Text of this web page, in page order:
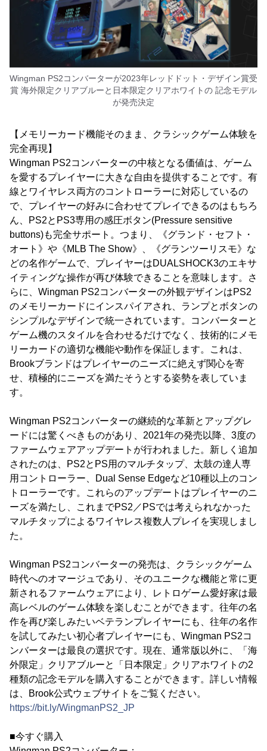
Wingman PS2コンバーターが2023年レッドドット・デザイン賞受
賞 海外限定クリアブルーと日本限定クリアホワイトの 記念モデル
が発売決定
【メモリーカード機能そのまま、クラシックゲーム体験を
完全再現】
Wingman PS2コンバーターの中核となる価値は、ゲーム
を愛するプレイヤーに大きな自由を提供することです。有
線とワイヤレス両方のコントローラーに対応しているの
で、プレイヤーの好みに合わせてプレイできるのはもちろ
ん、PS2とPS3専用の感圧ボタン(Pressure sensitive
buttons)も完全サポート。つまり、《グランド・セフト・
オート》や《MLB The Show》、《グランツーリスモ》な
どの名作ゲームで、プレイヤーはDUALSHOCK3のエキサ
イティングな操作が再び体験できることを意味します。さ
らに、Wingman PS2コンバーターの外観デザインはPS2
のメモリーカードにインスパイアされ、ランプとボタンの
シンプルなデザインで統一されています。コンバーターと
ゲーム機のスタイルを合わせるだけでなく、技術的にメモ
リーカードの適切な機能や動作を保証します。これは、
Brookブランドはプレイヤーのニーズに絶えず関心を寄
せ、積極的にニーズを満たそうとする姿勢を表していま
す。
Wingman PS2コンバーターの継続的な革新とアップグレ
ードには驚くべきものがあり、2021年の発売以降、3度の
ファームウェアアップデートが行われました。新しく追加
されたのは、PS2とPS用のマルチタップ、太鼓の達人専
用コントローラー、Dual Sense Edgeなど10種以上のコン
トローラーです。これらのアップデートはプレイヤーのニ
ーズを満たし、これまでPS2／PSでは考えられなかった
マルチタップによるワイヤレス複数人プレイを実現しまし
た。
Wingman PS2コンバーターの発売は、クラシックゲーム
時代へのオマージュであり、そのユニークな機能と常に更
新されるファームウェアにより、レトロゲーム愛好家は最
高レベルのゲーム体験を楽しむことができます。往年の名
作を再び楽しみたいベテランプレイヤーにも、往年の名作
を試してみたい初心者プレイヤーにも、Wingman PS2コ
ンバーターは最良の選択です。現在、通常版以外に、「海
外限定」クリアブルーと「日本限定」クリアホワイトの2
種類の記念モデルを購入することができます。詳しい情報
は、Brook公式ウェブサイトをご覧ください。
https://bit.ly/WingmanPS2_JP
■今すぐ購入